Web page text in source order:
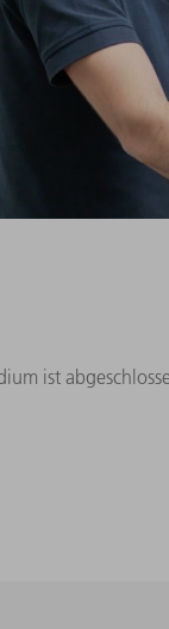
ist